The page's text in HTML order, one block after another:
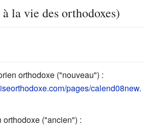
la vie des orthodoxes)
orthodoxe ("nouveau") :
pages/calend08new.
("ancien") :